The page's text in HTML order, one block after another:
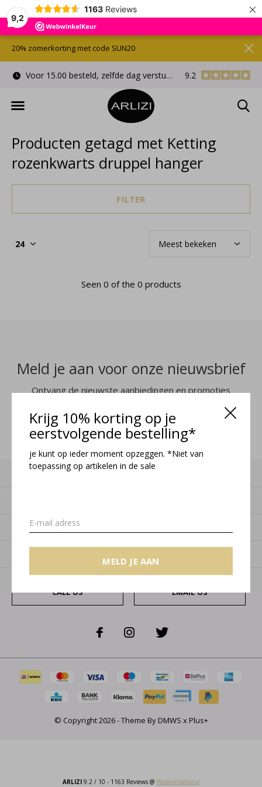
9,2
1163 Reviews ×
Krijg 10% korting op je
eerstvolgende bestelling*
je kunt op ieder moment opzeggen. *Niet van
toepassing op artikelen in de sale
MELD JE AAN
Voor 15.00 besteld, zelfde dag verstuurd Gratis
9.2
20% zomerkorting met code SUN20
Producten getagd met Ketting
rozenkwarts druppel hanger
FILTER
Seen 0 of the 0 products
Meld je aan voor onze nieuwsbrief
Ontvang de nieuwste aanbiedingen en promoties
MELD JE AAN
Klantenservice
Categorieën
CALL US EMAIL US
© Copyright2026- Theme ByDMWS xPlus+
ARLIZI9.2/ 10 - 1163 Reviews @ Webwinkelkeur